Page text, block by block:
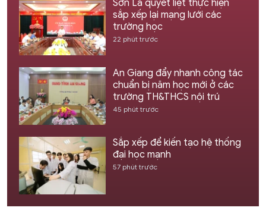
Sơn La quyết liệt thực hiện
sắp xếp lại mạng lưới các
trường học
22 phút trước
An Giang đẩy nhanh công tác
chuẩn bị năm học mới ở các
trường TH&THCS nội trú
45 phút trước
Sắp xếp để kiến tạo hệ thống
đại học mạnh
57 phút trước